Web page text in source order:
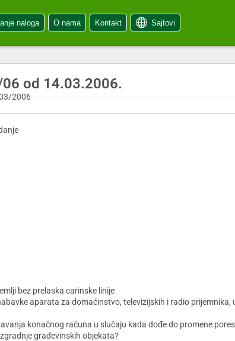
naloga O nama Kontakt Sajtovi
od 14.03.2006.
2006
bez prelaska carinske linije
aparata za domaćinstvo, televizijskih i radio prijemnika,
konačnog računa u slučaju kada dođe do promene
građevinskih objekata?